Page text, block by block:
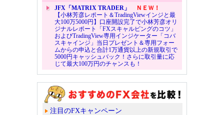
JFX「MATRIX TRADER」
ＮＥＷ！
【小林芳彦レポート＆TradingViewインジと最
大100万5000円】口座開設完了で小林芳彦オリ
ジナルレポート「FXスキャルピングのコツ」
およびTradingView専用インジケーター「コバ
スキャインジ」当日プレゼント＆専用フォー
ムからの申込と合計1万通貨以上の新規取引で
5000円キャッシュバック！さらに取引量に応
じて最大100万円のチャンスも！
注目のFXキャンペーン